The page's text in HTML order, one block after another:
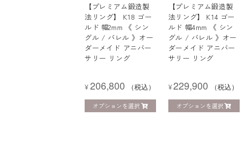
【プレミアム鍛造製
法リング】 K18 ゴー
ルド 幅2mm 《 シン
グル / バレル 》オー
ダーメイド アニバー
サリー リング
¥ 206,800 （税込）
オプションを選択
【プレミアム鍛造製
法リング】 K14 ゴー
ルド 幅4mm 《 シン
グル / バレル 》オー
ダーメイド アニバー
サリー リング
¥229,900 （税込）
オプションを選択